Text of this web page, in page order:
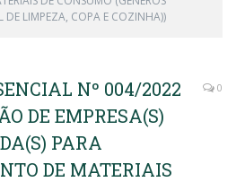
DE LIMPEZA, COPA E COZINHA))
Nº 004/2022
DE EMPRESA(S)
PARA
DE MATERIAIS
0